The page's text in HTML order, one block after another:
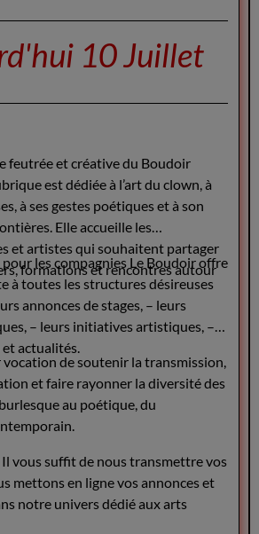
10 Juillet
feutrée et créative du Boudoir
est dédiée à l’art du clown, à
à ses gestes poétiques et à son
Elle accueille les
et artistes qui souhaitent partager
formations et rencontres autour
les compagnies Le Boudoir offre
à toutes les structures désireuses
annonces de stages, – leurs
– leurs initiatives artistiques, –
actualités.
vocation de soutenir la transmission,
et faire rayonner la diversité des
au poétique, du
vous suffit de nous transmettre vos
mettons en ligne vos annonces et
notre univers dédié aux arts